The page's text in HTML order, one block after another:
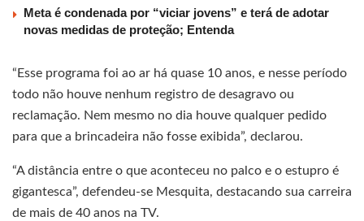
Meta é condenada por “viciar jovens” e terá de adotar
novas medidas de proteção; Entenda
“Esse programa foi ao ar há quase 10 anos, e nesse período
todo não houve nenhum registro de desagravo ou
reclamação. Nem mesmo no dia houve qualquer pedido
para que a brincadeira não fosse exibida”, declarou.
“A distância entre o que aconteceu no palco e o estupro é
gigantesca”, defendeu-se Mesquita, destacando sua carreira
de mais de 40 anos na TV.